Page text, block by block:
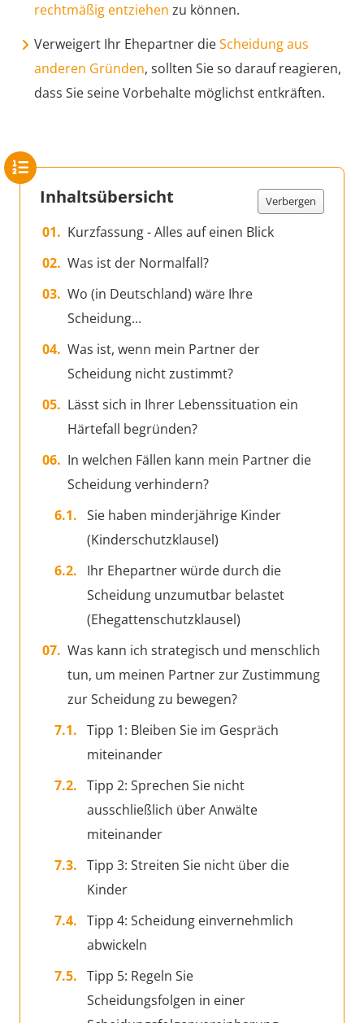
rechtmäßig entziehen zu können.
Verweigert Ihr Ehepartner dieScheidung aus
anderen Gründen, sollten Sie so darauf reagieren,
dass Sie seine Vorbehalte möglichst entkräften.
Inhaltsübersicht Verbergen
Kurzfassung - Alles auf einen Blick
Was ist der Normalfall?
Wo (in Deutschland) wäre Ihre
Scheidung...
Was ist, wenn mein Partner der
Scheidung nicht zustimmt?
Lässt sich in Ihrer Lebenssituation ein
Härtefall begründen?
In welchen Fällen kann mein Partner die
Scheidung verhindern?
Sie haben minderjährige Kinder
(Kinderschutzklausel)
Ihr Ehepartner würde durch die
Scheidung unzumutbar belastet
(Ehegattenschutzklausel)
Was kann ich strategisch und menschlich
tun, um meinen Partner zur Zustimmung
zur Scheidung zu bewegen?
Tipp 1: Bleiben Sie im Gespräch
miteinander
Tipp 2: Sprechen Sie nicht
ausschließlich über Anwälte
miteinander
Tipp 3: Streiten Sie nicht über die
Kinder
Tipp 4: Scheidung einvernehmlich
abwickeln
Tipp 5: Regeln Sie
Scheidungsfolgen in einer